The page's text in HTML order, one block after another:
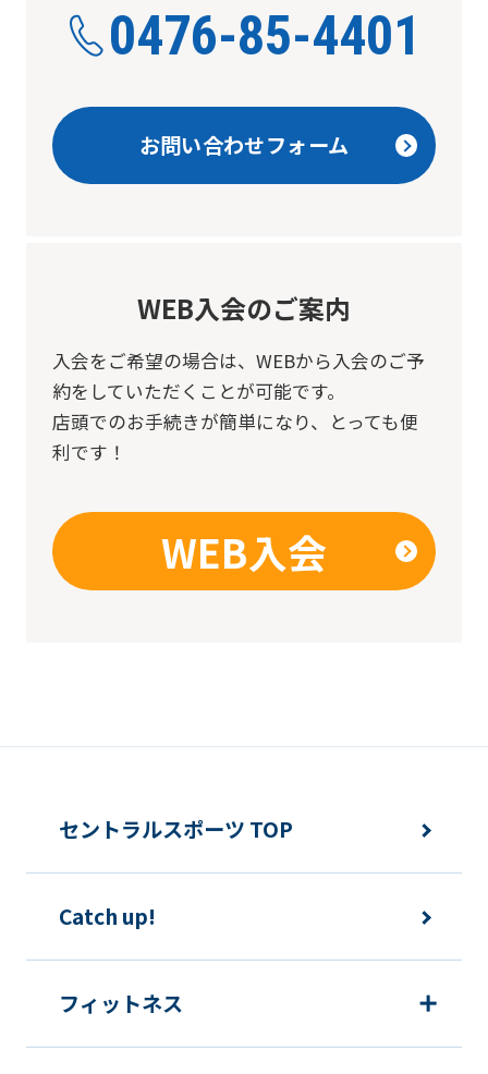
0476-85-4401
お問い合わせフォーム
WEB入会のご案内
入会をご希望の場合は、 WEBから入会のご予
約をしていただくことが可能です。
店頭でのお手続きが簡単になり、とっても便
利です！
WEB入会
Automatic
セントラルスポーツ TOP
Catch up!
フィットネス